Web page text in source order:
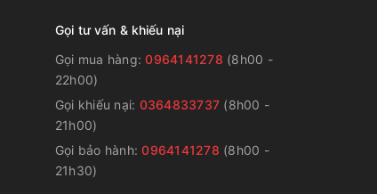
Gọi tư vấn & khiếu nại
Gọi mua hàng:0964141278 (8h00 -
22h00)
Gọi khiếu nại: 0364833737 (8h00 -
21h00)
Gọi bảo hành:0964141278 (8h00 -
21h30)